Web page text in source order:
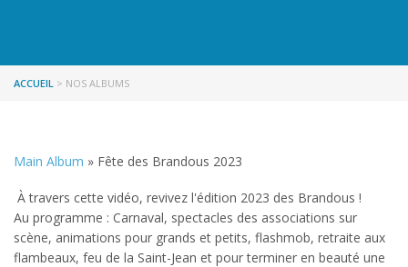
ACCUEIL > NOS ALBUMS
Main Album » Fête des Brandous 2023
À travers cette vidéo, revivez l'édition 2023 des Brandous !
Au programme : Carnaval, spectacles des associations sur
scène, animations pour grands et petits, flashmob, retraite aux
flambeaux, feu de la Saint-Jean et pour terminer en beauté une